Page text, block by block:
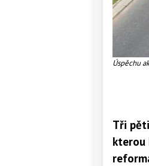
Úspěchu
Tři
kterou